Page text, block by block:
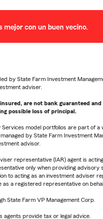
by State Farm Investment
adviser.
are not bank guaranteed
possible loss of principal.
model portfolios are part of a
by State Farm Investment
advisor.
representative (IAR) agent is
only when providing advisory
to acting as an investment adviser
as a registered representative on
State Farm VP Management Corp.
agents provide tax or legal advice.